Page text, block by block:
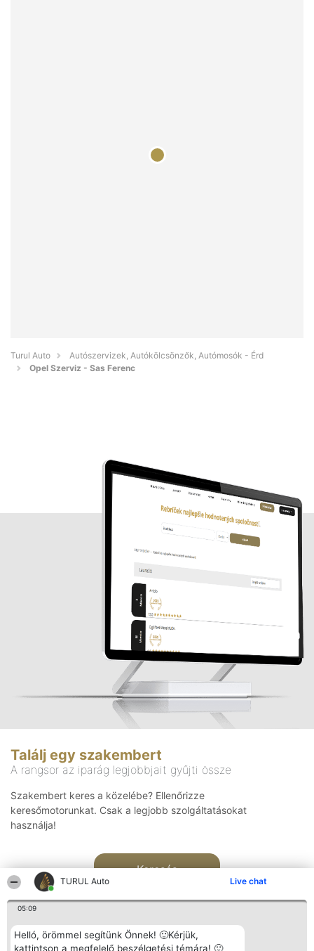
TURUL Auto Live chat
05:09
Helló, örömmel segítünk Önnek! 🙂Kérjük,
kattintson a megfelelő beszélgetési témára! 🙂
Turul Auto
Autószervizek, Autókölcsönzők, Autómosók - Érd
Opel Szerviz - Sas Ferenc
Találj egy szakembert
A rangsor az iparág legjobbjait gyűjti össze
Szakembert keres a közelébe? Ellenőrizze
keresőmotorunkat. Csak a legjobb szolgáltatásokat
használja!
Keresés